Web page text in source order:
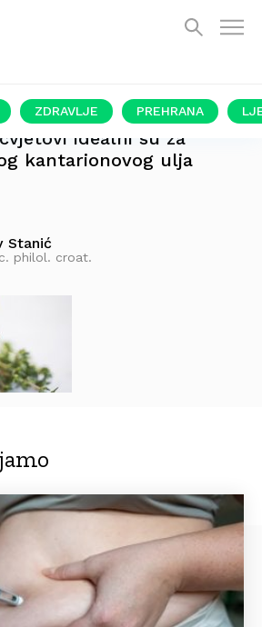
ZDRAVLJE PREHRANA
idealni su za
kantarionovog ulja
Stanić
philol. croat.